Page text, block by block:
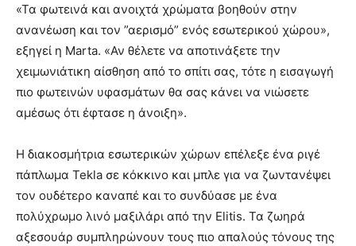
«Τα φωτεινά και ανοιχτά χρώματα βοηθούν στην
ανανέωση και τον ”αερισμό” ενός εσωτερικού χώρου»,
εξηγεί η Marta. «Αν θέλετε να αποτινάξετε την
χειμωνιάτικη αίσθηση από το σπίτι σας, τότε η εισαγωγή
πιο φωτεινών υφασμάτων θα σας κάνει να νιώσετε
αμέσως ότι έφτασε η άνοιξη».
Η διακοσμήτρια εσωτερικών χώρων επέλεξε ένα ριγέ
πάπλωμα Tekla σε κόκκινο και μπλε για να ζωντανέψει
τον ουδέτερο καναπέ και το συνδύασε με ένα
πολύχρωμο λινό μαξιλάρι από την Elitis. Τα ζωηρά
αξεσουάρ συμπληρώνουν τους πιο απαλούς τόνους της